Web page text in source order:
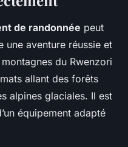
de randonnée peut
une aventure réussie et
du Rwenzori
allant des forêts
alpines glaciales. Il est
équipement adapté